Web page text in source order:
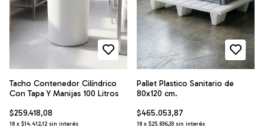
Tacho Contenedor Cilíndrico
Con Tapa Y Manijas 100 Litros
$259.418,08
18 x $14.412,12 sin interés
Pallet Plastico Sanitario de
80x120 cm.
$465.053,87
18 x $25.836,33 sin interés